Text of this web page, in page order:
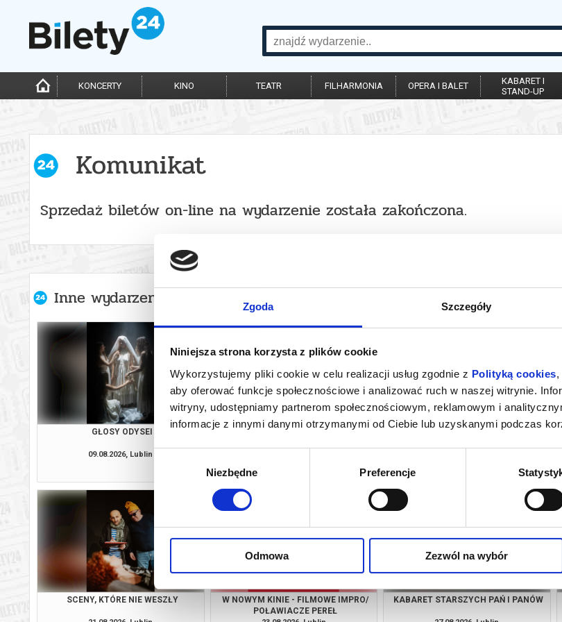
Zgoda Szczegóły
Niniejsza strona korzysta z plików cookie
Wykorzystujemy pliki cookie w celu realizacji usług zgodnie z Polityką cookies,
aby oferować funkcje społecznościowe i analizować ruch w naszej witrynie.
witryny, udostępniamy partnerom społecznościowym, reklamowym i
informacje z innymi danymi otrzymanymi od Ciebie lub uzyskanymi podczas
Niezbędne Preferencje
Odmowa Zezwól na wybór
KONCERTY KINO TEATR FILHARMONIA OPERA I BALET
KABARET I
STAND-UP
Komunikat
Sprzedaż biletów on-line na wydarzenie została zakończona.
Inne wydarzenia organizatora
GŁOSY ODYSEI
09.08.2026, Lublin
LITHOPEDION II
kup bilet
SEN O MIEŚCIE
kup bilet
SCENY, KTÓRE NIE WESZŁY
W NOWYM KINIE - FILMOWE IMPRO/
POŁAWIACZE PEREŁ
KABARET STARSZYCH PAŃ I PANÓW